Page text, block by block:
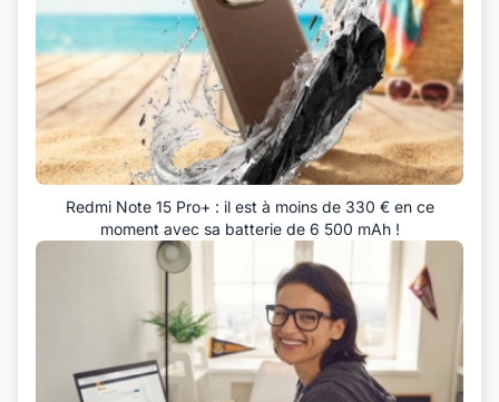
Redmi Note 15 Pro+ : il est à moins de 330 € en ce
moment avec sa batterie de 6 500 mAh !